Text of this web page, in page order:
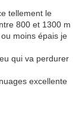
tellement le
800 et 1300 m
moins épais je
qui va perdurer
excellente